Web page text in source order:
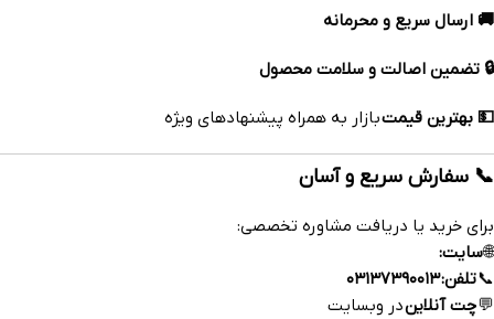
🚚 ارسال سریع و محرمانه
🔒 تضمین اصالت و سلامت محصول
💵 بهترین قیمتبازار به همراه پیشنهادهای ویژه
📞 سفارش سریع و آسان
برای خرید یا دریافت مشاوره تخصصی:
🌐سایت:
📞تلفن:۰۳۱۳۷۳۹۰۰۱۳
💬چت آنلایندر وبسایت